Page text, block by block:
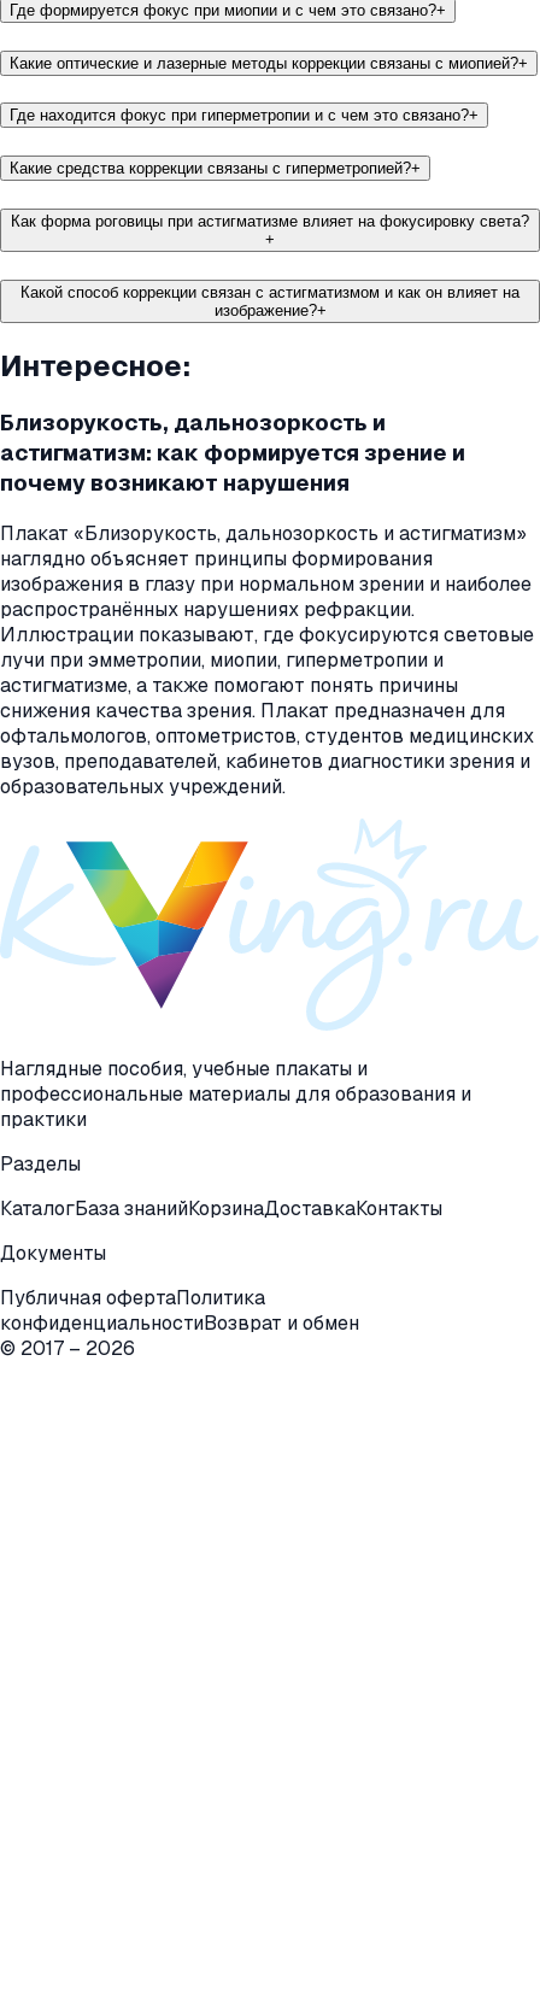
Где формируется фокус при миопии и с чем это связано?+
Какие оптические и лазерные методы коррекции связаны с миопией?+
Где находится фокус при гиперметропии и с чем это связано?+
Какие средства коррекции связаны с гиперметропией?+
Как форма роговицы при астигматизме влияет на фокусировку света?
+
Какой способ коррекции связан с астигматизмом и как он влияет на
изображение?+
Интересное:
Близорукость, дальнозоркость и
астигматизм: как формируется зрение и
почему возникают нарушения
Плакат «Близорукость, дальнозоркость и астигматизм»
наглядно объясняет принципы формирования
изображения в глазу при нормальном зрении и наиболее
распространённых нарушениях рефракции.
Иллюстрации показывают, где фокусируются световые
лучи при эмметропии, миопии, гиперметропии и
астигматизме, а также помогают понять причины
снижения качества зрения. Плакат предназначен для
офтальмологов, оптометристов, студентов медицинских
вузов, преподавателей, кабинетов диагностики зрения и
образовательных учреждений.
Наглядные пособия, учебные плакаты и
профессиональные материалы для образования и
практики
Разделы
КаталогБаза знанийКорзинаДоставкаКонтакты
Документы
Публичная офертаПолитика
конфиденциальностиВозврат и обмен
© 2017 – 2026